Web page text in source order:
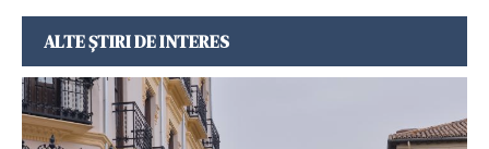
ALTE ȘTIRI DE INTERES